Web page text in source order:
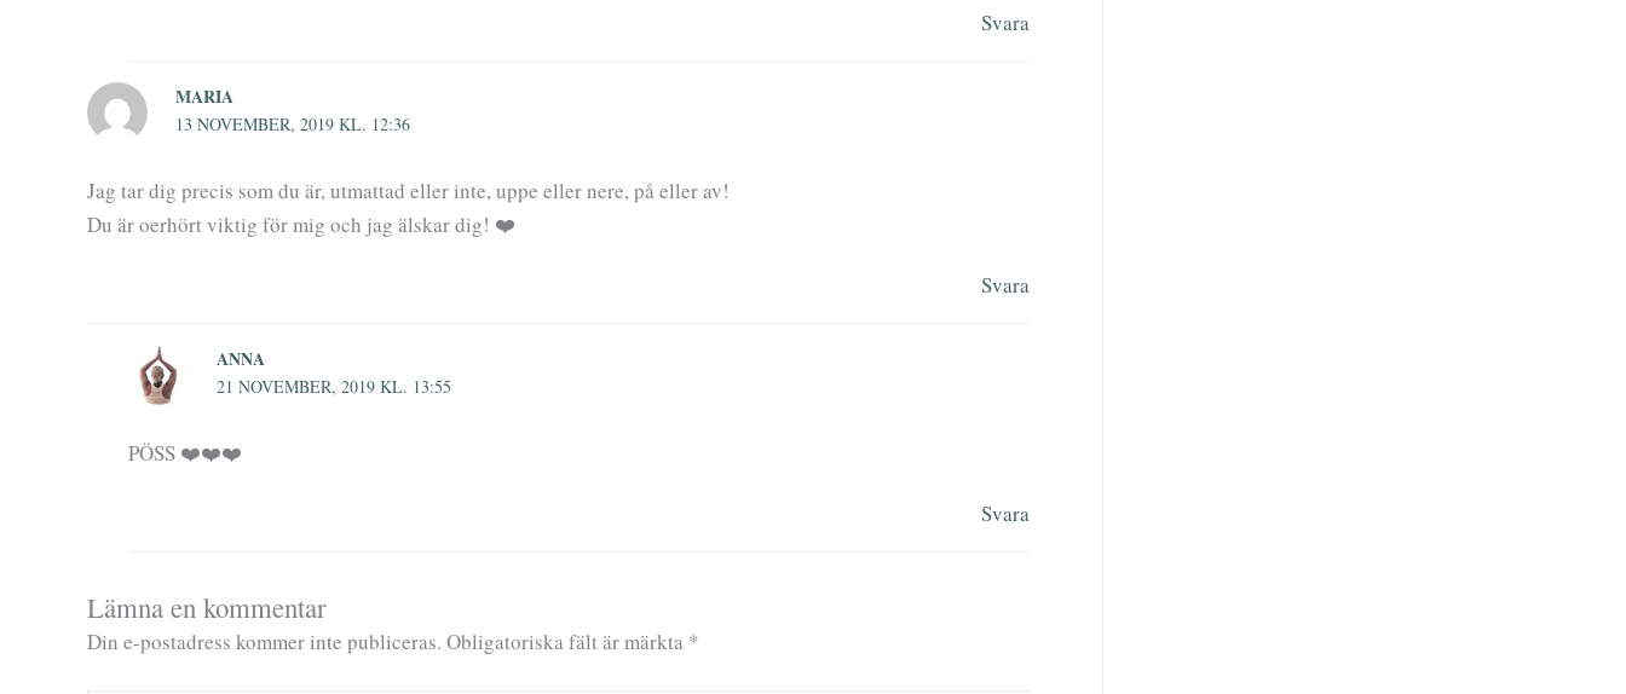
Svara
MARIA
13 NOVEMBER, 2019 KL. 12:36
Jag tar dig precis som du är, utmattad eller inte, uppe eller nere, på eller av!
Du är oerhört viktig för mig och jag älskar dig! ❤️
Svara
ANNA
21 NOVEMBER, 2019 KL. 13:55
PÖSS ❤️❤️❤️
Svara
Lämna en kommentar
Din e-postadress kommer inte publiceras. Obligatoriska fält är märkta *